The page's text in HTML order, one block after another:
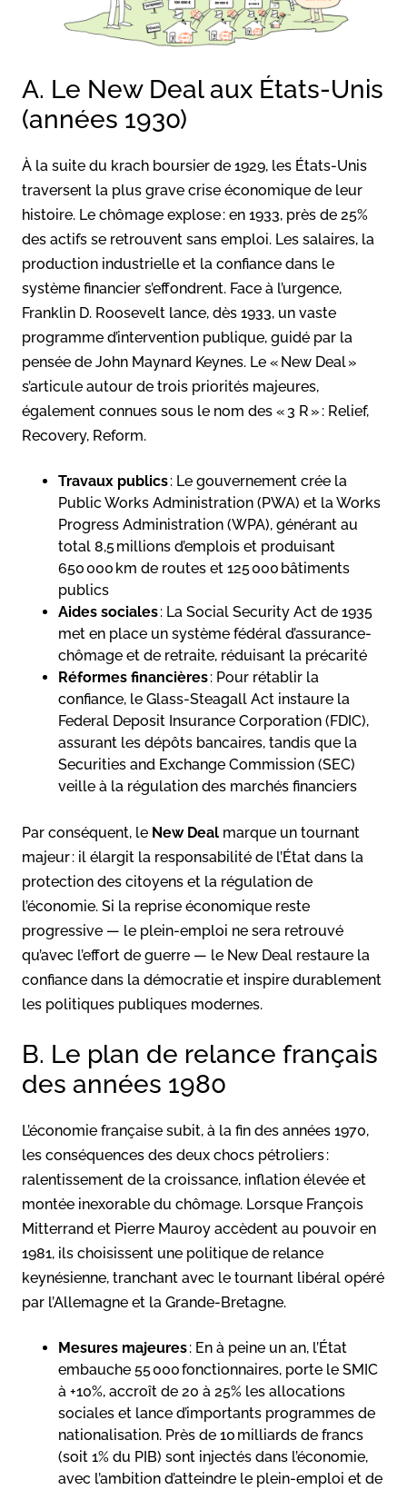
A. Le New Deal aux États-Unis
(années 1930)
À la suite du krach boursier de 1929, les États-Unis
traversent la plus grave crise économique de leur
histoire. Le chômage explose : en 1933, près de 25%
des actifs se retrouvent sans emploi. Les salaires, la
production industrielle et la confiance dans le
système financier s’effondrent. Face à l’urgence,
Franklin D. Roosevelt lance, dès 1933, un vaste
programme d’intervention publique, guidé par la
pensée de John Maynard Keynes. Le « New Deal »
s’articule autour de trois priorités majeures,
également connues sous le nom des « 3 R » : Relief,
Recovery, Reform.
Travaux publics: Le gouvernement crée la
Public Works Administration (PWA) et la Works
Progress Administration (WPA), générant au
total 8,5 millions d’emplois et produisant
650 000 km de routes et 125 000 bâtiments
publics
Aides sociales: La Social Security Act de 1935
met en place un système fédéral d’assurance-
chômage et de retraite, réduisant la précarité
Réformes financières: Pour rétablir la
confiance, le Glass-Steagall Act instaure la
Federal Deposit Insurance Corporation (FDIC),
assurant les dépôts bancaires, tandis que la
Securities and Exchange Commission (SEC)
veille à la régulation des marchés financiers
Par conséquent, le New Deal marque un tournant
majeur : il élargit la responsabilité de l’État dans la
protection des citoyens et la régulation de
l’économie. Si la reprise économique reste
progressive — le plein-emploi ne sera retrouvé
qu’avec l’effort de guerre — le New Deal restaure la
confiance dans la démocratie et inspire durablement
les politiques publiques modernes.
B. Le plan de relance français
des années 1980
L’économie française subit, à la fin des années 1970,
les conséquences des deux chocs pétroliers :
ralentissement de la croissance, inflation élevée et
montée inexorable du chômage. Lorsque François
Mitterrand et Pierre Mauroy accèdent au pouvoir en
1981, ils choisissent une politique de relance
keynésienne, tranchant avec le tournant libéral opéré
par l’Allemagne et la Grande-Bretagne.
Mesures majeures: En à peine un an, l’État
embauche 55 000 fonctionnaires, porte le SMIC
à +10%, accroît de 20 à 25% les allocations
sociales et lance d’importants programmes de
nationalisation. Près de 10 milliards de francs
(soit 1% du PIB) sont injectés dans l’économie,
avec l’ambition d’atteindre le plein-emploi et de